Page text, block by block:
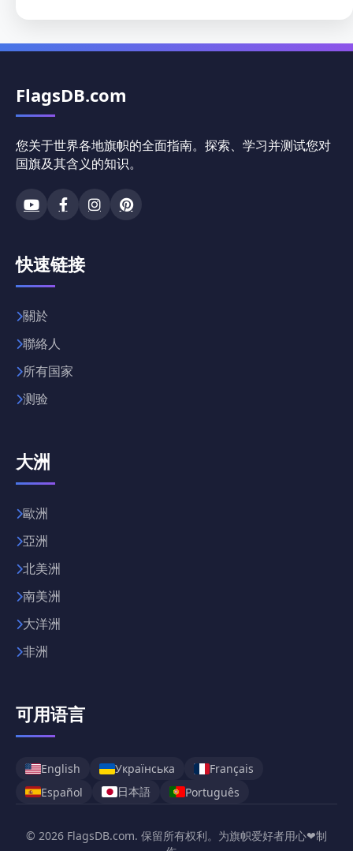
FlagsDB.com
您关于世界各地旗帜的全面指南。探索、学习并测试您对
国旗及其含义的知识。
快速链接
關於
聯絡人
所有国家
测验
大洲
歐洲
亞洲
北美洲
南美洲
大洋洲
非洲
可用语言
English Українська
Français
Español
日本語 Português
© 2026 FlagsDB.com. 保留所有权利。为旗帜爱好者用心❤制